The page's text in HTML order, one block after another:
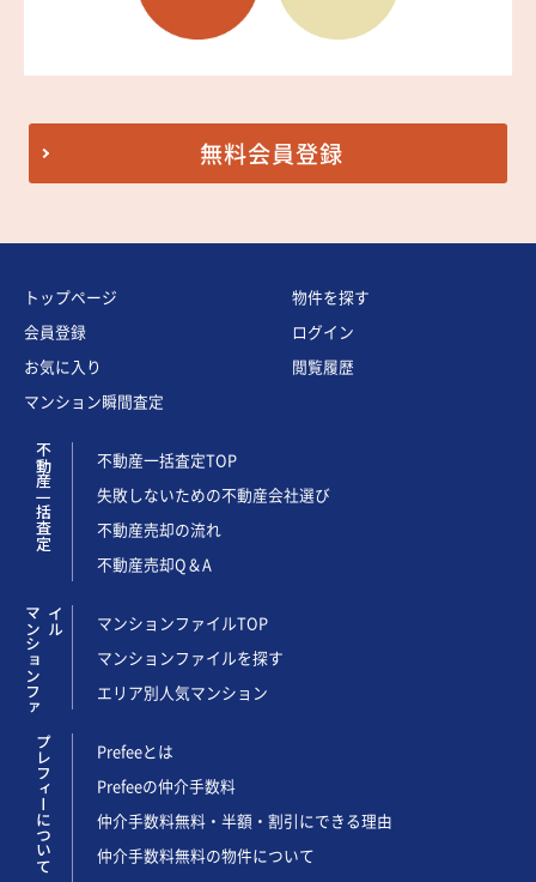
無料会員登録
トップページ
物件を探す
会員登録
ログイン
お気に入り
閲覧履歴
マンション瞬間査定
不動産一括査定
不動産一括査定TOP
失敗しないための不動産会社選び
不動産売却の流れ
不動産売却Q＆A
マ
ン
シ
ョ
ン
フ
ァ
イ ル
マンションファイルTOP
マンションファイルを探す
エリア別人気マンション
プレフィーについて
Prefeeとは
Prefeeの仲介手数料
仲介手数料無料・半額・割引にできる理由
仲介手数料無料の物件について